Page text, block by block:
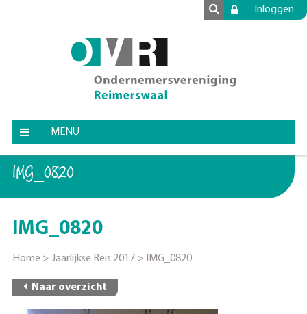
Inloggen
MENU
IMG_0820
IMG_0820
Home > Jaarlijkse Reis 2017> IMG_0820
Naar overzicht